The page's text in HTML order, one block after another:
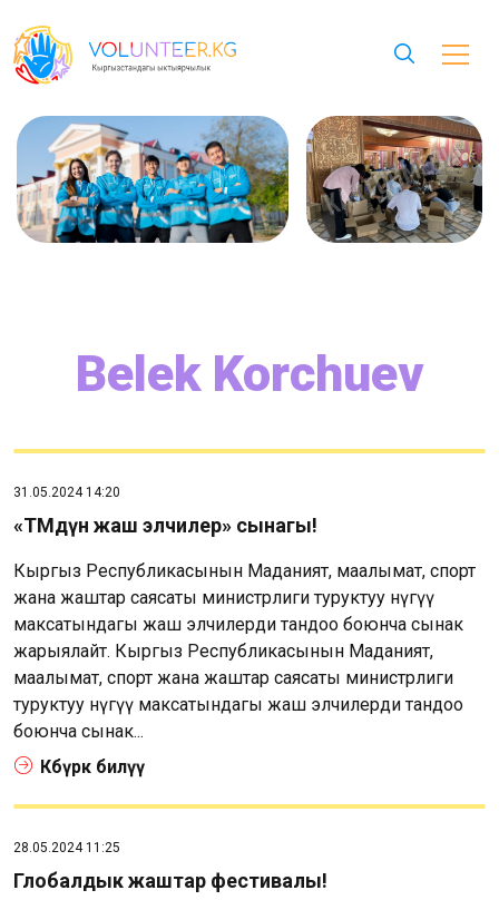
Belek Korchuev
31.05.2024 14:20
«ТӨМдүн жаш элчилер» сынагы!
Кыргыз Республикасынын Маданият, маалымат, спорт
жана жаштар саясаты министрлиги туруктуу өнүгүү
максатындагы жаш элчилерди тандоо боюнча сынак
жарыялайт. Кыргыз Республикасынын Маданият,
маалымат, спорт жана жаштар саясаты министрлиги
туруктуу өнүгүү максатындагы жаш элчилерди тандоо
боюнча сынак...
Көбүрөөк билүү
28.05.2024 11:25
Глобалдык жаштар фестивалы!